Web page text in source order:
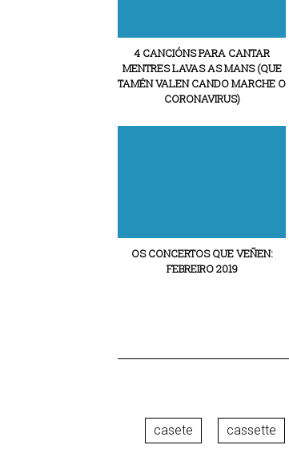
4 CANCIÓNS PARA CANTAR
MENTRES LAVAS AS MANS (QUE
TAMÉN VALEN CANDO MARCHE O
CORONAVIRUS)
OS CONCERTOS QUE VEÑEN:
FEBREIRO 2019
casete cassette